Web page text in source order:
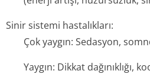
Sinir sistemi hastalıkları:
Çok yaygın: Sedasyon,
Yaygın: Dikkat dağınıklığı,